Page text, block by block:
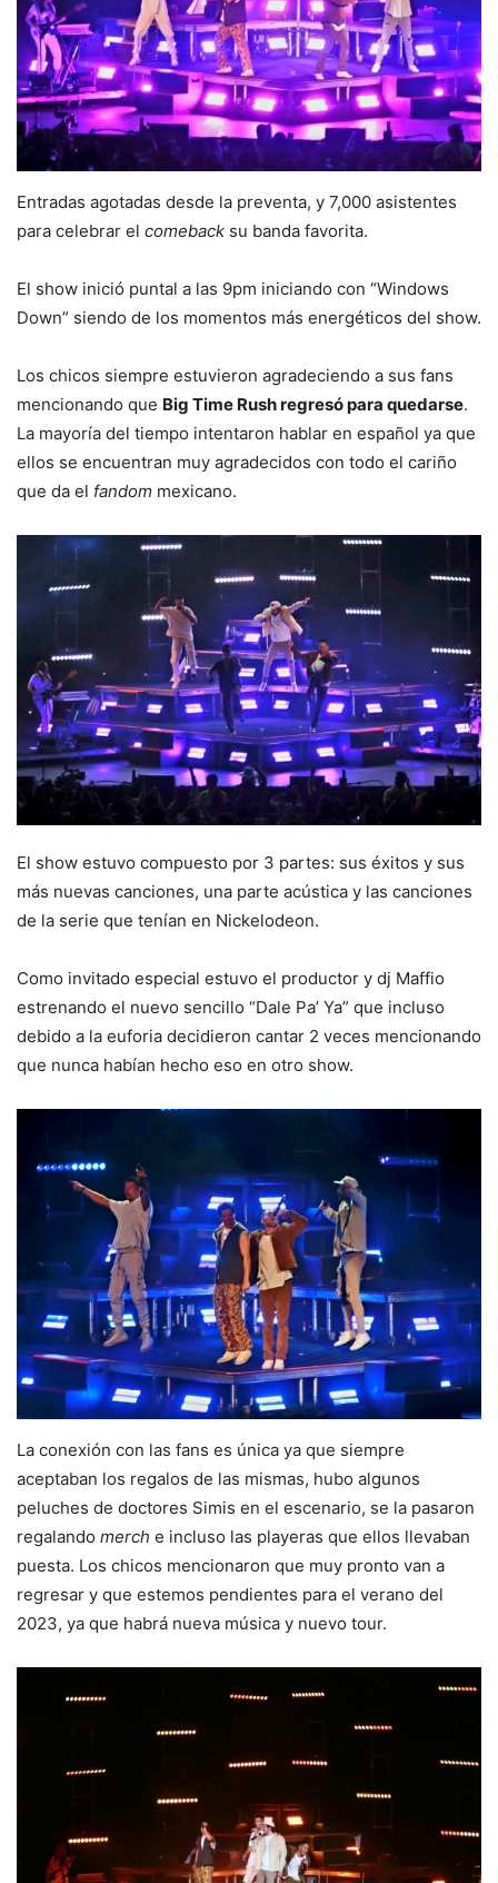
Entradas agotadas desde la preventa, y 7,000 asistentes
para celebrar el comeback su banda favorita.
El show inició puntal a las 9pm iniciando con “Windows
Down” siendo de los momentos más energéticos del show.
Los chicos siempre estuvieron agradeciendo a sus fans
mencionando que Big Time Rush regresó para quedarse.
La mayoría del tiempo intentaron hablar en español ya que
ellos se encuentran muy agradecidos con todo el cariño
que da el fandom mexicano.
El show estuvo compuesto por 3 partes: sus éxitos y sus
más nuevas canciones, una parte acústica y las canciones
de la serie que tenían en Nickelodeon.
Como invitado especial estuvo el productor y dj Maffio
estrenando el nuevo sencillo “Dale Pa’ Ya” que incluso
debido a la euforia decidieron cantar 2 veces mencionando
que nunca habían hecho eso en otro show.
La conexión con las fans es única ya que siempre
aceptaban los regalos de las mismas, hubo algunos
peluches de doctores Simis en el escenario, se la pasaron
regalando merch e incluso las playeras que ellos llevaban
puesta. Los chicos mencionaron que muy pronto van a
regresar y que estemos pendientes para el verano del
2023, ya que habrá nueva música y nuevo tour.